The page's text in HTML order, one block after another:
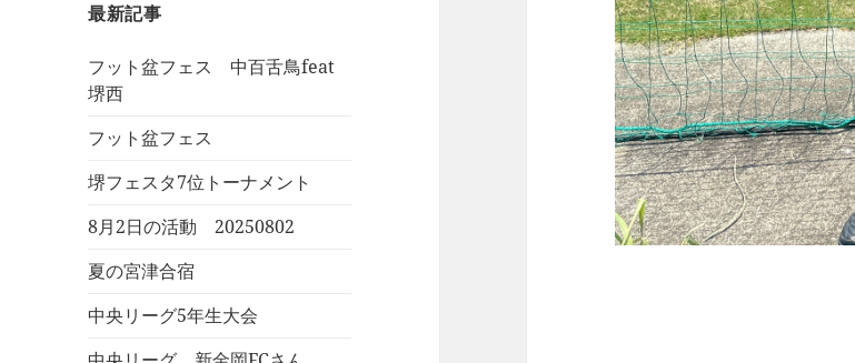
最新記事
フット盆フェス 中百舌鳥feat
堺西
フット盆フェス
堺フェスタ7位トーナメント
8月2日の活動 20250802
夏の宮津合宿
中央リーグ5年生大会